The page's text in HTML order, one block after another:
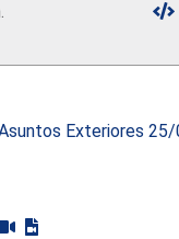
Exteriores